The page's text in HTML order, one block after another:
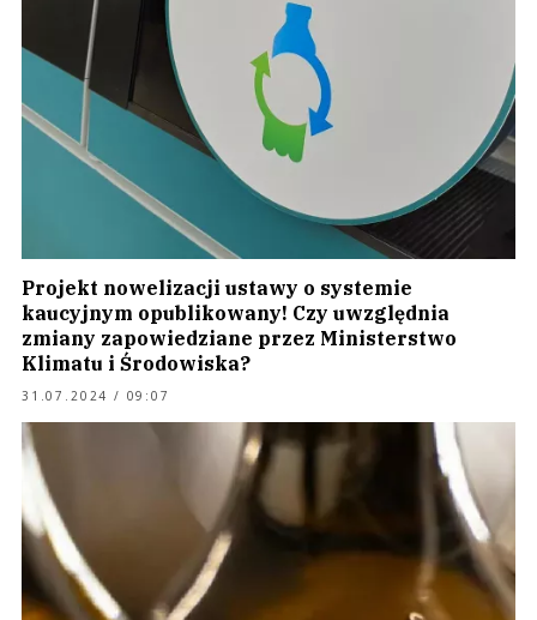
Projekt nowelizacji ustawy o systemie
kaucyjnym opublikowany! Czy uwzględnia
zmiany zapowiedziane przez Ministerstwo
Klimatu i Środowiska?
31.07.2024 / 09:07